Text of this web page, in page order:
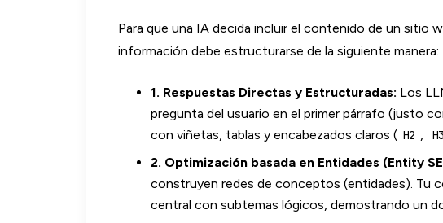
Para que una IA decida incluir el contenido de un sitio
información debe estructurarse de la siguiente manera:
1. Respuestas Directas y Estructuradas: Los
pregunta del usuario en el primer párrafo (justo
con viñetas, tablas y encabezados claros ( H2 , H3
2. Optimización basada en Entidades (Entity
construyen redes de conceptos (entidades). Tu
central con subtemas lógicos, demostrando un